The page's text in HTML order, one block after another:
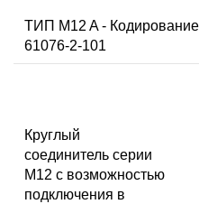
ТИП M12 A -
61076-2-101
Круглый
соединитель серии
M12 с возможностью
подключения в